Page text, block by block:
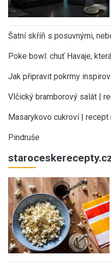
Šatní skříň s posuvnými,
Poke bowl: chuť Havaje,
Jak připravit pokrmy
Vlčický bramborový salát |
Masarykovo cukroví | recept
Pindruše